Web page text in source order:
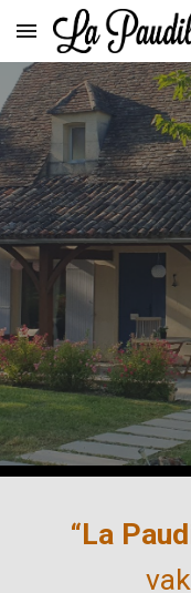
Skip to main content
“La